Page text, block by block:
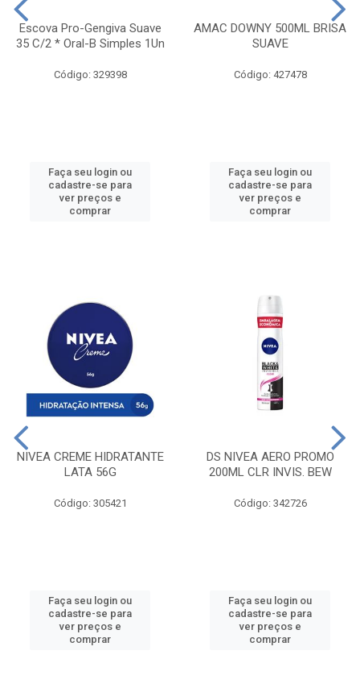
Escova Pro-Gengiva Suave
35 C/2 * Oral-B Simples 1Un
Código: 329398
Faça seu login ou
cadastre-se para
ver preços e
comprar
AMAC DOWNY 500ML BRISA
SUAVE
Código: 427478
Faça seu login ou
cadastre-se para
ver preços e
comprar
NIVEA CREME HIDRATANTE
LATA 56G
Código: 305421
Faça seu login ou
cadastre-se para
ver preços e
comprar
DS NIVEA AERO PROMO
200ML CLR INVIS. BEW
Código: 342726
Faça seu login ou
cadastre-se para
ver preços e
comprar